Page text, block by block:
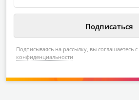
Подписываясь на рассылку, вы соглашаетесь с
конфиденциальности